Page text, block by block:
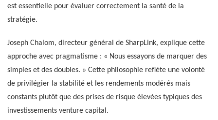
est essentielle pour évaluer correctement la santé de la
stratégie.
Joseph Chalom, directeur général de SharpLink, explique cette
approche avec pragmatisme : « Nous essayons de marquer des
simples et des doubles. » Cette philosophie reflète une volonté
de privilégier la stabilité et les rendements modérés mais
constants plutôt que des prises de risque élevées typiques des
investissements venture capital.